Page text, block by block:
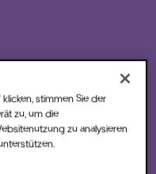
stimmen Sie der
zu, um die
zu analysieren